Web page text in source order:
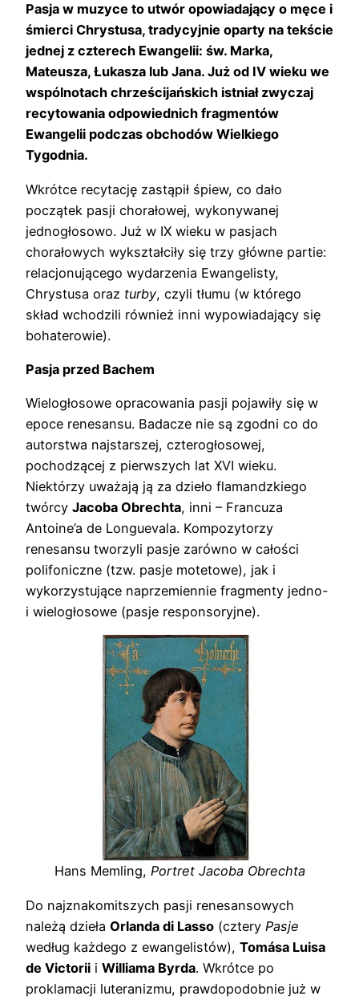
Pasja w muzyce to utwór opowiadający o męce i
śmierci Chrystusa, tradycyjnie oparty na tekście
jednej z czterech Ewangelii: św. Marka,
Mateusza, Łukasza lub Jana. Już od IV wieku we
wspólnotach chrześcijańskich istniał zwyczaj
recytowania odpowiednich fragmentów
Ewangelii podczas obchodów Wielkiego
Tygodnia.
Wkrótce recytację zastąpił śpiew, co dało
początek pasji chorałowej, wykonywanej
jednogłosowo. Już w IX wieku w pasjach
chorałowych wykształciły się trzy główne partie:
relacjonującego wydarzenia Ewangelisty,
Chrystusa oraz turby, czyli tłumu (w którego
skład wchodzili również inni wypowiadający się
bohaterowie).
Pasja przed Bachem
Wielogłosowe opracowania pasji pojawiły się w
epoce renesansu. Badacze nie są zgodni co do
autorstwa najstarszej, czterogłosowej,
pochodzącej z pierwszych lat XVI wieku.
Niektórzy uważają ją za dzieło flamandzkiego
twórcy Jacoba Obrechta, inni – Francuza
Antoine’a de Longuevala. Kompozytorzy
renesansu tworzyli pasje zarówno w całości
polifoniczne (tzw. pasje motetowe), jak i
wykorzystujące naprzemiennie fragmenty jedno-
i wielogłosowe (pasje responsoryjne).
Hans Memling, Portret Jacoba Obrechta
Do najznakomitszych pasji renesansowych
należą dzieła Orlanda di Lasso (cztery Pasje
według każdego z ewangelistów), Tomása Luisa
de Victorii i Williama Byrda. Wkrótce po
proklamacji luteranizmu, prawdopodobnie już w